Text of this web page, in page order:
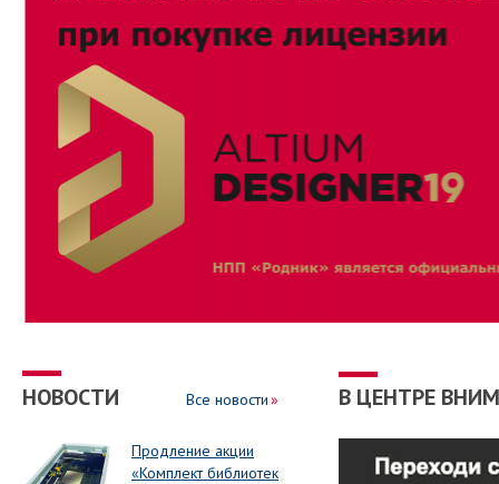
НОВОСТИ Все новости
Продление акции
«Комплект библиотек
В ЦЕНТРЕ